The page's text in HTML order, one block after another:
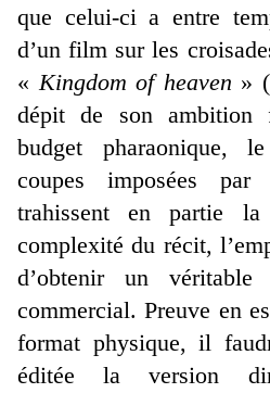
que celui-ci a entre
d’un film sur les
«Kingdom of heaven »
dépit de son ambition
budget pharaonique,
coupes imposées
trahissent en partie
complexité du récit,
d’obtenir un
commercial. Preuve en
format physique, il
éditée la version